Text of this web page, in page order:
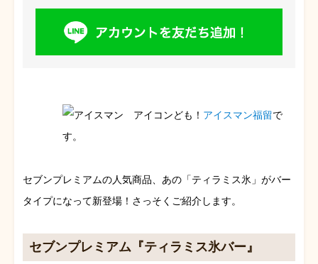
ども！ アイスマン福留で
す。
セブンプレミアムの人気商品、あの「ティラミス氷」がバー
タイプになって新登場！さっそくご紹介します。
セブンプレミアム『ティラミス氷バー』